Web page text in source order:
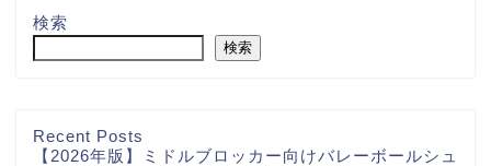
検索
検索
Recent Posts
【2026年版】ミドルブロッカー向けバレーボールシュ